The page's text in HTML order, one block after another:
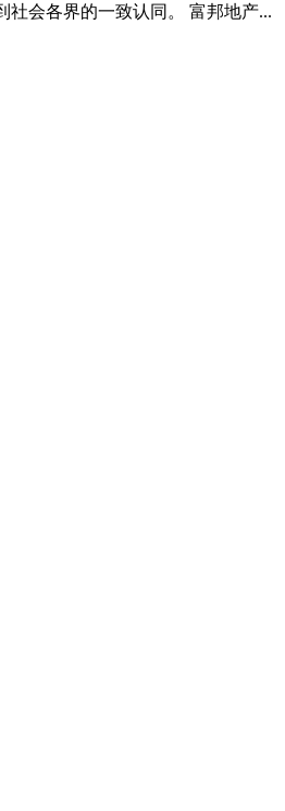
会各界的一致认同。 富邦地产...